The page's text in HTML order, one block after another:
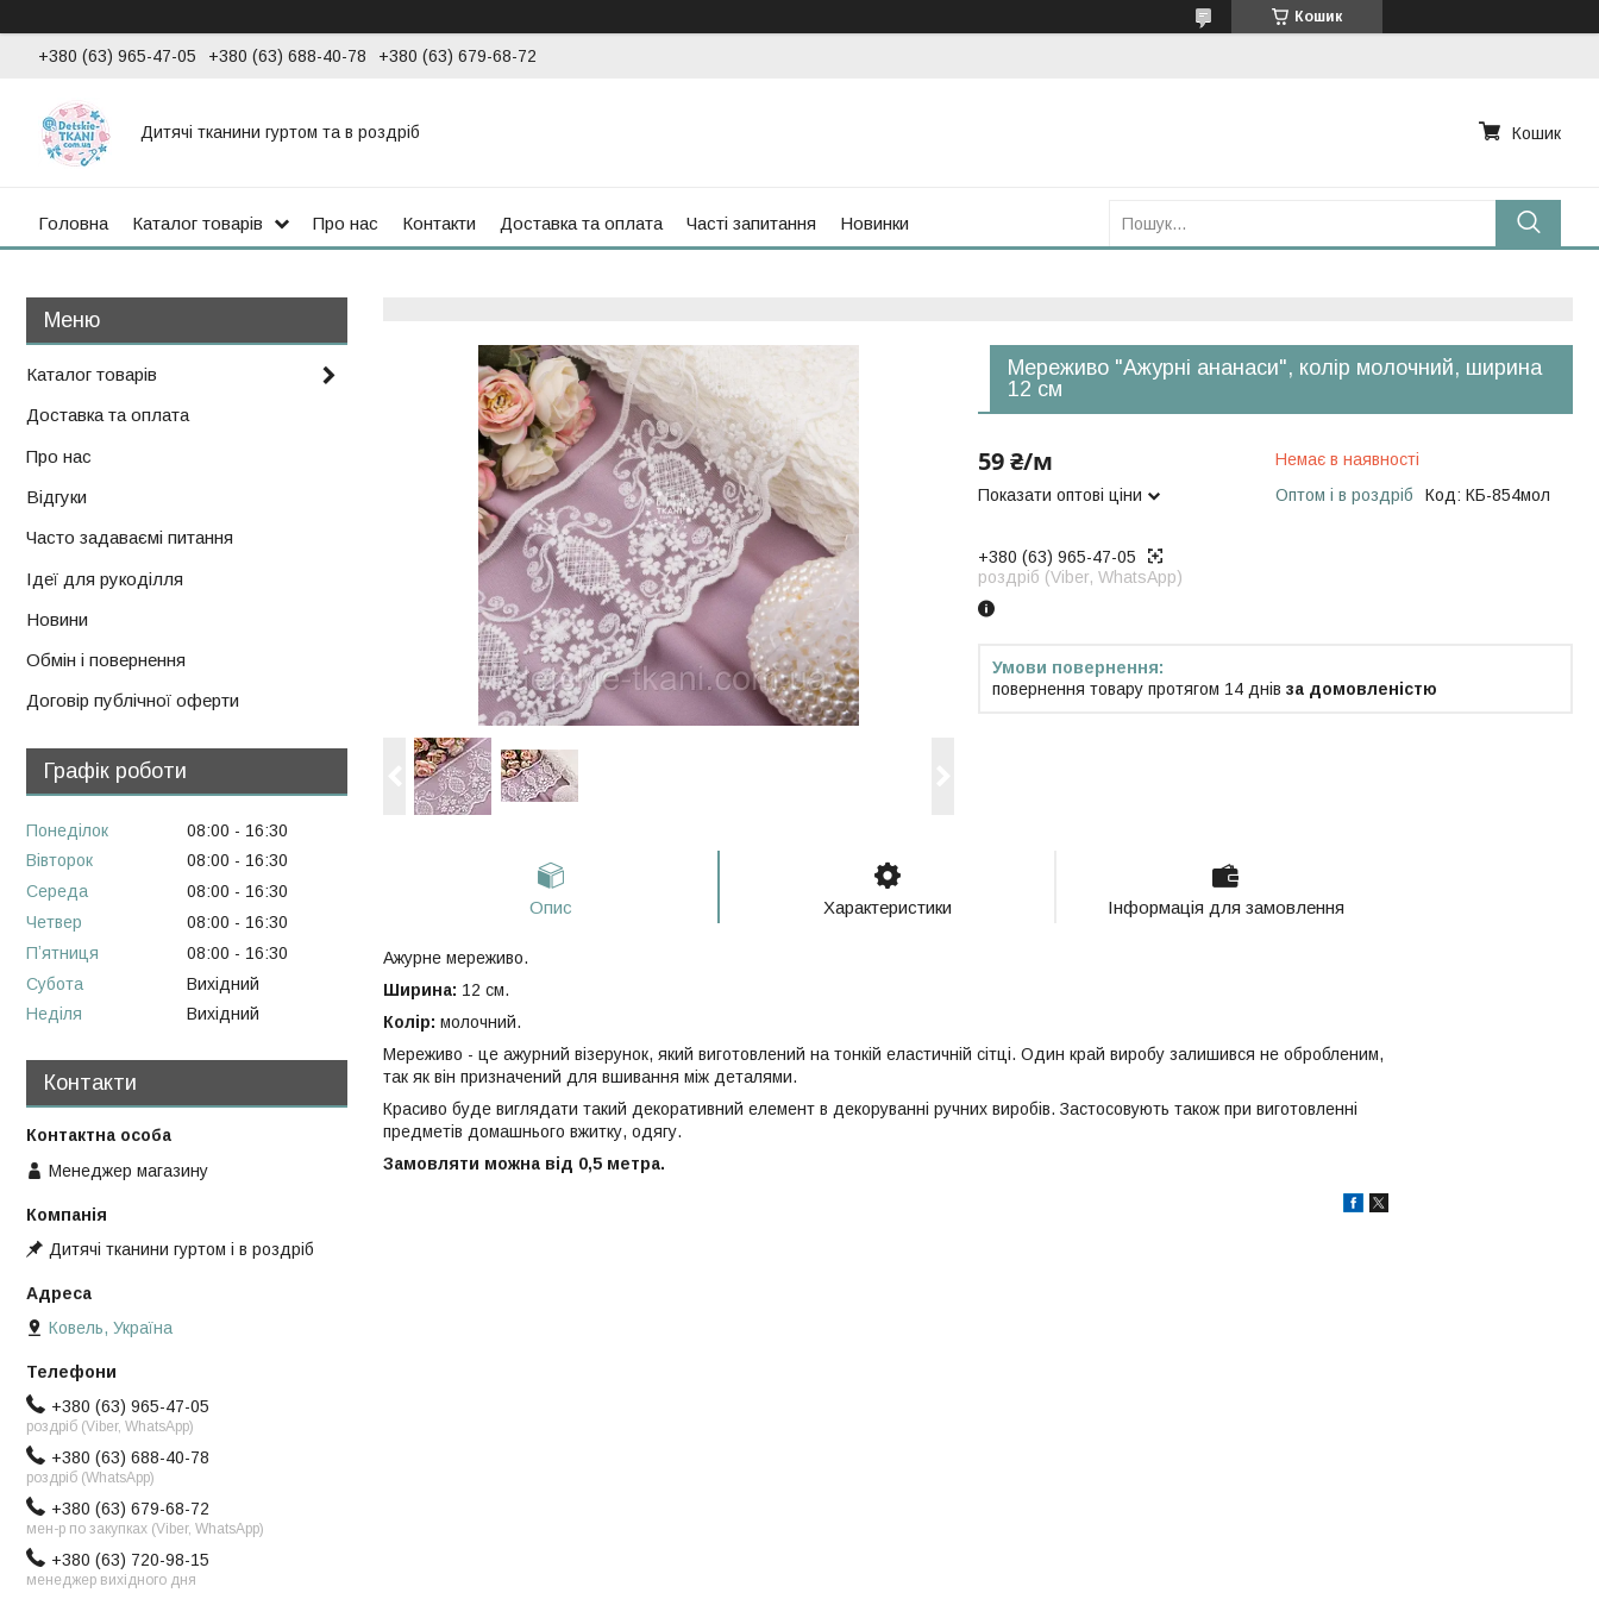
Кошик
+380 (63) 965-47-05 +380 (63) 688-40-78 +380 (63) 679-68-72
Дитячі тканини гуртом та в роздріб Кошик
Головна Каталог товарів Про нас Контакти Доставка та оплата Часті запитання Новинки
Мереживо "Ажурні ананаси", колір молочний, ширина
12 см
59 ₴/м
Показати оптові ціни
Немає в наявності
Оптом і в роздріб
Код: КБ-854мол
+380 (63) 965-47-05
роздріб (Viber, WhatsApp)
повернення товару протягом 14 днів за домовленістю
Опис Характеристики Інформація для замовлення
Ажурне мереживо.
Ширина: 12 см.
Колір: молочний.
Мереживо - це ажурний візерунок, який виготовлений на тонкій еластичній сітці. Один край виробу залишився не обробленим,
так як він призначений для вшивання між деталями.
Красиво буде виглядати такий декоративний елемент в декоруванні ручних виробів. Застосовують також при виготовленні
предметів домашнього вжитку, одягу.
Замовляти можна від 0,5 метра.
Каталог товарів
Доставка та оплата
Про нас
Відгуки
Часто задаваємі питання
Ідеї для рукоділля
Новини
Обмін і повернення
Договір публічної оферти
Графік роботи
Понеділок 08:00
16:30
Вівторок
08:00
16:30
Середа
08:00
16:30
Четвер
08:00
16:30
Пʼятниця
08:00
16:30
Субота
Вихідний
Неділя
Вихідний
Контакти
Менеджер магазину
Дитячі тканини гуртом і в роздріб
Ковель, Україна
+380 (63) 965-47-05
роздріб (Viber, WhatsApp)
+380 (63) 688-40-78
роздріб (WhatsApp)
+380 (63) 679-68-72
мен-р по закупках (Viber, WhatsApp)
+380 (63) 720-98-15
менеджер вихідного дня